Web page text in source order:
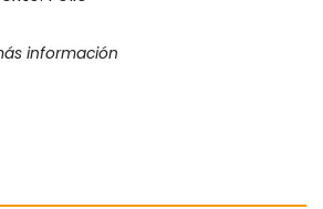
información